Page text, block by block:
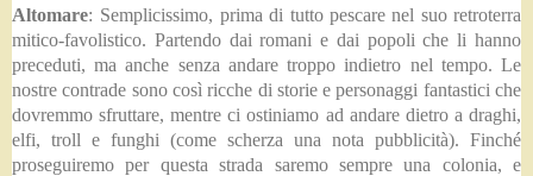
Altomare: Semplicissimo, prima di tutto pescare nel suo retroterra
mitico-favolistico. Partendo dai romani e dai popoli che li hanno
preceduti, ma anche senza andare troppo indietro nel tempo. Le
nostre contrade sono così ricche di storie e personaggi fantastici che
dovremmo sfruttare, mentre ci ostiniamo ad andare dietro a draghi,
elfi, troll e funghi (come scherza una nota pubblicità). Finché
proseguiremo per questa strada saremo sempre una colonia, e